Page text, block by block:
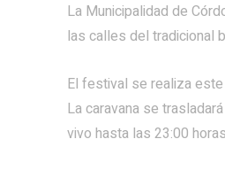
La Municipalidad de
las calles del tradicional
El festival se realiza
La caravana se
vivo hasta las 23:00